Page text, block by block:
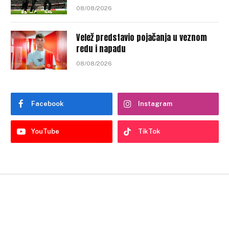
08/08/2026
Velež predstavio pojačanja u veznom
redu i napadu
08/08/2026
Facebook Instagram
YouTube TikTok